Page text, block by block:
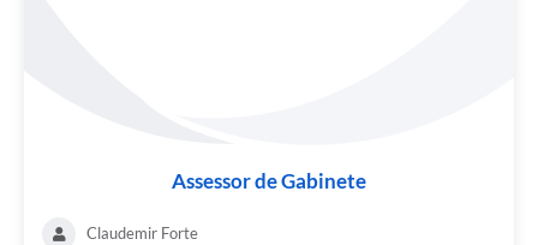
Assessor de Gabinete
Claudemir Forte